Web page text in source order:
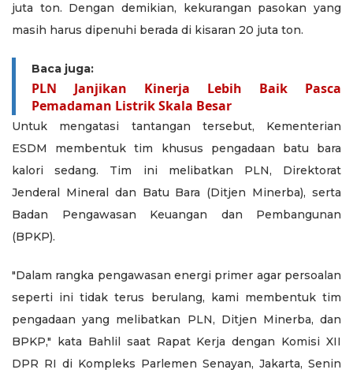
juta ton. Dengan demikian, kekurangan pasokan yang
masih harus dipenuhi berada di kisaran 20 juta ton.
Baca juga:
PLN Janjikan Kinerja Lebih Baik Pasca
Pemadaman Listrik Skala Besar
Untuk mengatasi tantangan tersebut, Kementerian
ESDM membentuk tim khusus pengadaan batu bara
kalori sedang. Tim ini melibatkan PLN, Direktorat
Jenderal Mineral dan Batu Bara (Ditjen Minerba), serta
Badan Pengawasan Keuangan dan Pembangunan
(BPKP).
"Dalam rangka pengawasan energi primer agar persoalan
seperti ini tidak terus berulang, kami membentuk tim
pengadaan yang melibatkan PLN, Ditjen Minerba, dan
BPKP," kata Bahlil saat Rapat Kerja dengan Komisi XII
DPR RI di Kompleks Parlemen Senayan, Jakarta, Senin